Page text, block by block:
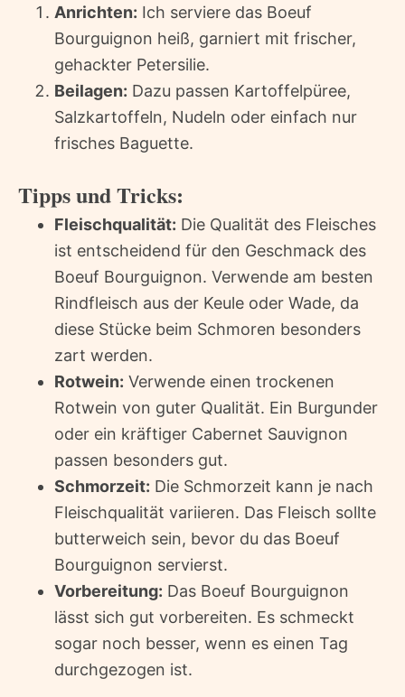
Anrichten: Ich serviere das Boeuf
Bourguignon heiß, garniert mit frischer,
gehackter Petersilie.
Beilagen: Dazu passen Kartoffelpüree,
Salzkartoffeln, Nudeln oder einfach nur
frisches Baguette.
Tipps und Tricks:
Fleischqualität: Die Qualität des Fleisches
ist entscheidend für den Geschmack des
Boeuf Bourguignon. Verwende am besten
Rindfleisch aus der Keule oder Wade, da
diese Stücke beim Schmoren besonders
zart werden.
Rotwein: Verwende einen trockenen
Rotwein von guter Qualität. Ein Burgunder
oder ein kräftiger Cabernet Sauvignon
passen besonders gut.
Schmorzeit: Die Schmorzeit kann je nach
Fleischqualität variieren. Das Fleisch sollte
butterweich sein, bevor du das Boeuf
Bourguignon servierst.
Vorbereitung: Das Boeuf Bourguignon
lässt sich gut vorbereiten. Es schmeckt
sogar noch besser, wenn es einen Tag
durchgezogen ist.